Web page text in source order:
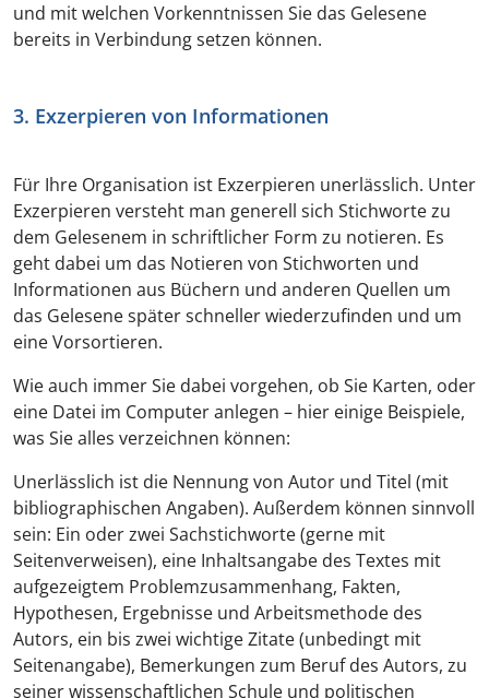
und mit welchen Vorkenntnissen Sie das Gelesene
bereits in Verbindung setzen können.
3. Exzerpieren von Informationen
Für Ihre Organisation ist Exzerpieren unerlässlich. Unter
Exzerpieren versteht man generell sich Stichworte zu
dem Gelesenem in schriftlicher Form zu notieren. Es
geht dabei um das Notieren von Stichworten und
Informationen aus Büchern und anderen Quellen um
das Gelesene später schneller wiederzufinden und um
eine Vorsortieren.
Wie auch immer Sie dabei vorgehen, ob Sie Karten, oder
eine Datei im Computer anlegen – hier einige Beispiele,
was Sie alles verzeichnen können:
Unerlässlich ist die Nennung von Autor und Titel (mit
bibliographischen Angaben). Außerdem können sinnvoll
sein: Ein oder zwei Sachstichworte (gerne mit
Seitenverweisen), eine Inhaltsangabe des Textes mit
aufgezeigtem Problemzusammenhang, Fakten,
Hypothesen, Ergebnisse und Arbeitsmethode des
Autors, ein bis zwei wichtige Zitate (unbedingt mit
Seitenangabe), Bemerkungen zum Beruf des Autors, zu
seiner wissenschaftlichen Schule und politischen